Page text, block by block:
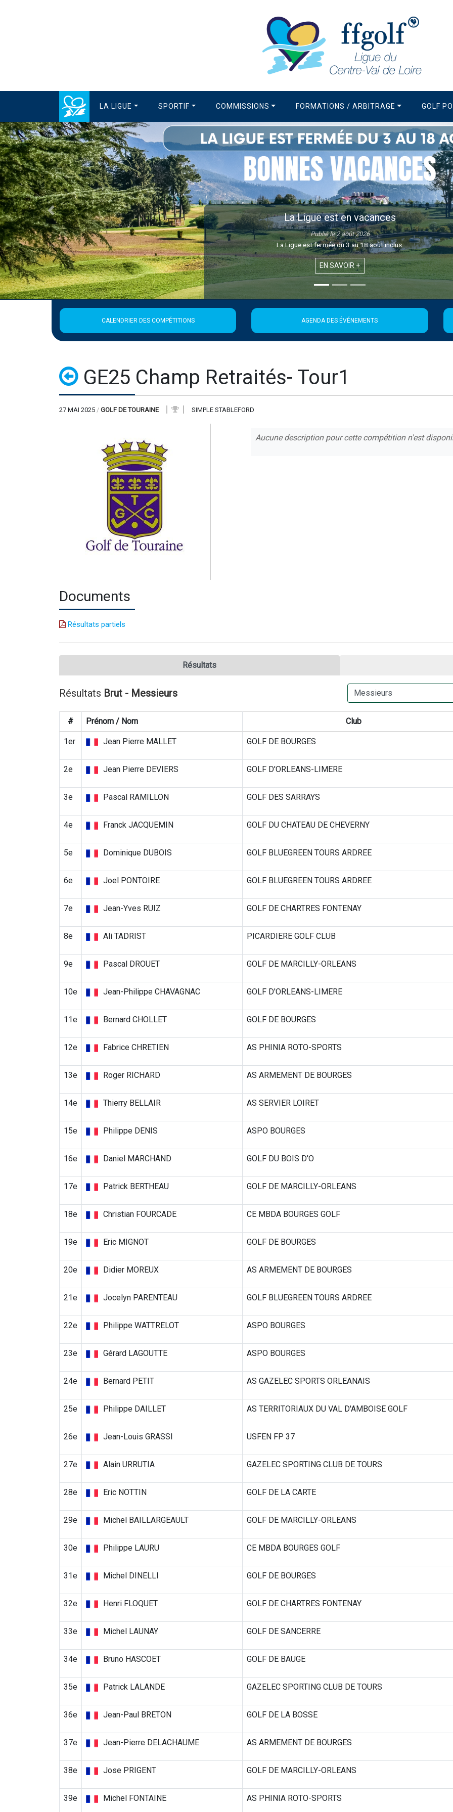
LA LIGUE SPORTIF COMMISSIONS FORMATIONS / ARBITRAGE GOLF
La Newsletter de la Ligue
Publié le 1 août 2026
Retrouvez la 21ème édition de la Newsletter de la Ligue
EN SAVOIR +
Précédent
CALENDRIER DES COMPÉTITIONS AGENDA DES ÉVÉNEMENTS
GE25 Champ Retraités- Tour1
27 MAI 2025 / GOLF DE TOURAINE SIMPLE STABLEFORD
Aucune description pour cette compétition n'est
Documents
Résultats partiels
Résultats
Résultats Brut - Messieurs
# Prénom / Nom Club
1er Jean Pierre MALLET GOLF DE BOURGES
2e Jean Pierre DEVIERS GOLF D'ORLEANS-LIMERE
3e Pascal RAMILLON GOLF DES SARRAYS
4e Franck JACQUEMIN GOLF DU CHATEAU DE CHEVERNY
5e Dominique DUBOIS GOLF BLUEGREEN TOURS ARDREE
6e Joel PONTOIRE GOLF BLUEGREEN TOURS ARDREE
7e Jean-Yves RUIZ GOLF DE CHARTRES FONTENAY
8e Ali TADRIST PICARDIERE GOLF CLUB
9e Pascal DROUET GOLF DE MARCILLY-ORLEANS
10e Jean-Philippe CHAVAGNAC GOLF D'ORLEANS-LIMERE
11e Bernard CHOLLET GOLF DE BOURGES
12e Fabrice CHRETIEN AS PHINIA ROTO-SPORTS
13e Roger RICHARD AS ARMEMENT DE BOURGES
14e Thierry BELLAIR AS SERVIER LOIRET
15e Philippe DENIS ASPO BOURGES
16e Daniel MARCHAND GOLF DU BOIS D'O
17e Patrick BERTHEAU GOLF DE MARCILLY-ORLEANS
18e Christian FOURCADE CE MBDA BOURGES GOLF
19e Eric MIGNOT GOLF DE BOURGES
20e Didier MOREUX AS ARMEMENT DE BOURGES
21e Jocelyn PARENTEAU GOLF BLUEGREEN TOURS ARDREE
22e Philippe WATTRELOT ASPO BOURGES
23e Gérard LAGOUTTE ASPO BOURGES
24e Bernard PETIT AS GAZELEC SPORTS ORLEANAIS
25e Philippe DAILLET AS TERRITORIAUX DU VAL D'AMBOISE GOLF
26e Jean-Louis GRASSI USFEN FP 37
27e Alain URRUTIA GAZELEC SPORTING CLUB DE TOURS
28e Eric NOTTIN GOLF DE LA CARTE
29e Michel BAILLARGEAULT GOLF DE MARCILLY-ORLEANS
30e Philippe LAURU CE MBDA BOURGES GOLF
31e Michel DINELLI GOLF DE BOURGES
32e Henri FLOQUET GOLF DE CHARTRES FONTENAY
33e Michel LAUNAY GOLF DE SANCERRE
34e Bruno HASCOET GOLF DE BAUGE
35e Patrick LALANDE GAZELEC SPORTING CLUB DE TOURS
36e Jean-Paul BRETON GOLF DE LA BOSSE
37e Jean-Pierre DELACHAUME AS ARMEMENT DE BOURGES
38e Jose PRIGENT GOLF DE MARCILLY-ORLEANS
39e Michel FONTAINE AS PHINIA ROTO-SPORTS